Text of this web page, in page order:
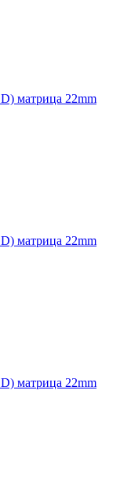
матрица 22mm
матрица 22mm
матрица 22mm